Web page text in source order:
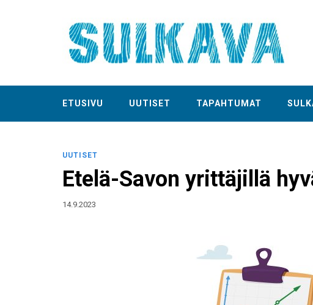
ETUSIVU UUTISET TAPAHTUMAT
UUTISET
Etelä-Savon yrittäjillä
14.9.2023